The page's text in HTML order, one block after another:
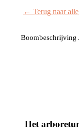
← Terug naar
Boombeschrijving
Het